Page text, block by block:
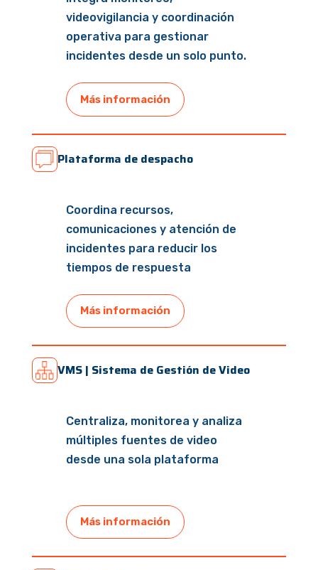
videovigilancia y coordinación
operativa para gestionar
incidentes desde un solo punto.
Más información
Plataforma de despacho
Coordina recursos,
comunicaciones y atención de
incidentes para reducir los
tiempos de respuesta
Más información
VMS | Sistema de Gestión de Video
Centraliza, monitorea y analiza
múltiples fuentes de video
desde una sola plataforma
Más información